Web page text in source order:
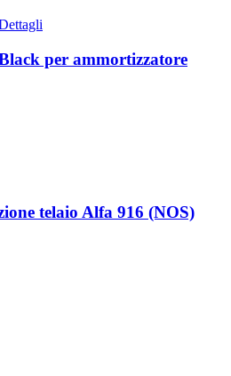
per ammortizzatore
telaio Alfa 916 (NOS)